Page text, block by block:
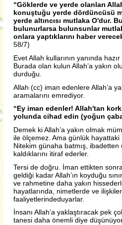
“Göklerde ve yerde olanları
konuştuğu yerde dördüncüsü
yerde altıncısı mutlaka O'dur.
bulunurlarsa bulunsunlar
onlara yaptıklarını haber
58/7)
Evet Allah kullarının yanında
Burada olan kulun Allah’a yakın
durduğu.
Allah (cc) iman edenlere Allah’a
aramalarını emrediyor.
“Ey iman edenler! Allah'tan
yolunda cihad edin (yoğun
Demek ki Allah’a yakın olmak
ile ölçemez. Ama günlük hayattaki
Nitekim günaha batmış, ibadetten
kaldıklarını itiraf ederler.
Tersi de doğru. İman ettikten
geldiği kadar Allah’ın koyduğu
ve rahmetine daha yakın
hayatlarında, nimetlerde ve
faaliyetlerindeduyarlar.
İnsanı Allah’a yaklaştıracak pek
tanesi daha önemli diye